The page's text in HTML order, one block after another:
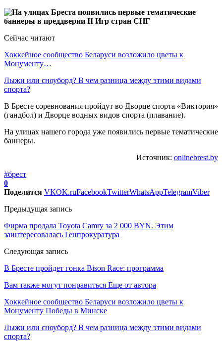
Сейчас читают
Хоккейное сообщество Беларуси возложило цветы к
Монументу…
Лыжи или сноуборд? В чем разница между этими видами
спорта?
В Бресте соревнования пройдут во Дворце спорта «Виктория»
(гандбол) и Дворце водных видов спорта (плавание).
На улицах нашего города уже появились первые тематические
баннеры.
Источник: onlinebrest.by
#брест
0
Поделится VKOK.ruFacebookTwitterWhatsAppTelegramViber
Предыдущая запись
Фирма продала Toyota Camry за 2 000 BYN. Этим
заинтересовалась Генпрокуратура
Следующая запись
В Бресте пройдет гонка Bison Race: программа
Вам также могут понравиться Еще от автора
Хоккейное сообщество Беларуси возложило цветы к
Монументу Победы в Минске
Лыжи или сноуборд? В чем разница между этими видами
спорта?